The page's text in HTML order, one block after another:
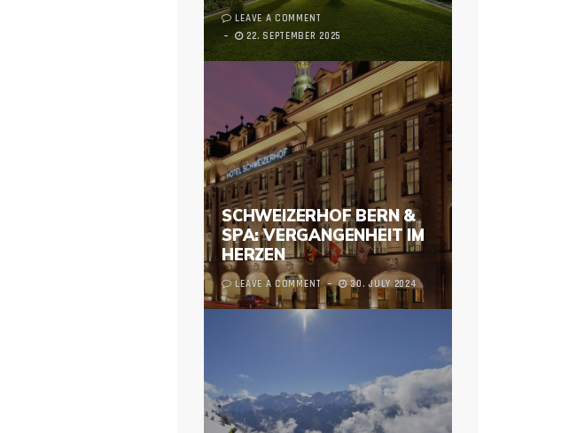
LEAVE A COMMENT
22. SEPTEMBER 2025
SCHWEIZERHOF BERN &
SPA: VERGANGENHEIT IM
HERZEN
LEAVE A COMMENT 30. JULY 2024